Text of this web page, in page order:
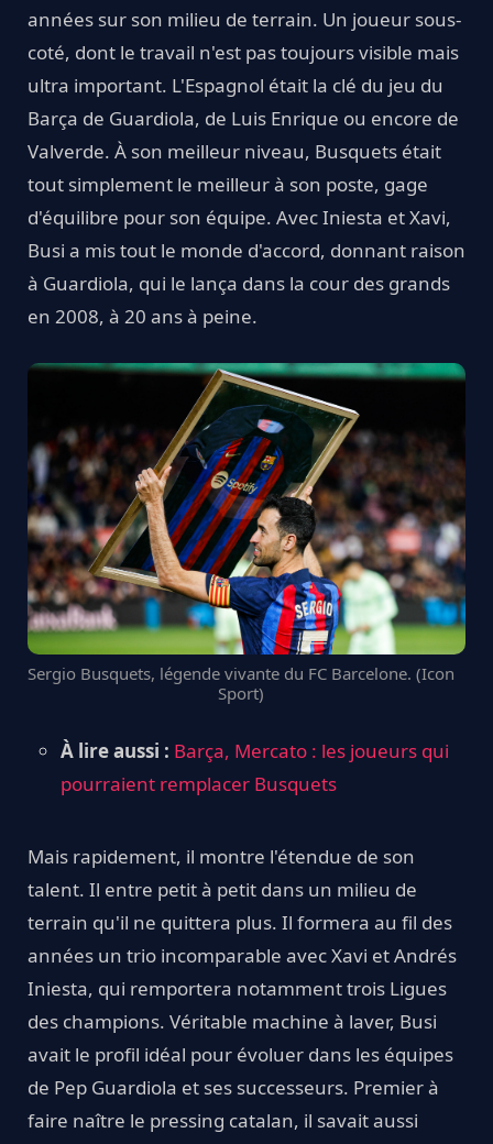
années sur son milieu de terrain. Un joueur sous-
coté, dont le travail n'est pas toujours visible mais
ultra important. L'Espagnol était la clé du jeu du
Barça de Guardiola, de Luis Enrique ou encore de
Valverde. À son meilleur niveau, Busquets était
tout simplement le meilleur à son poste, gage
d'équilibre pour son équipe. Avec Iniesta et Xavi,
Busi a mis tout le monde d'accord, donnant raison
à Guardiola, qui le lança dans la cour des grands
en 2008, à 20 ans à peine.
Sergio Busquets, légende vivante du FC Barcelone. (Icon
Sport)
À lire aussi : Barça, Mercato : les joueurs qui
pourraient remplacer Busquets
Mais rapidement, il montre l'étendue de son
talent. Il entre petit à petit dans un milieu de
terrain qu'il ne quittera plus. Il formera au fil des
années un trio incomparable avec Xavi et Andrés
Iniesta, qui remportera notamment trois Ligues
des champions. Véritable machine à laver, Busi
avait le profil idéal pour évoluer dans les équipes
de Pep Guardiola et ses successeurs. Premier à
faire naître le pressing catalan, il savait aussi